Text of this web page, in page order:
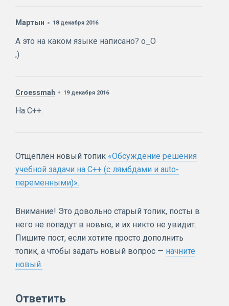
Мартын 18 декабря 2016
А это на каком языке написано? о_О
;)
Croessmah 19 декабря 2016
На C++.
Отщеплен новый топик «Обсуждение решения
учебной задачи на C++ (с лямбдами и auto-
переменными)».
Внимание! Это довольно старый топик, посты в
него не попадут в новые, и их никто не увидит.
Пишите пост, если хотите просто дополнить
топик, а чтобы задать новый вопрос — начните
новый.
Ответить